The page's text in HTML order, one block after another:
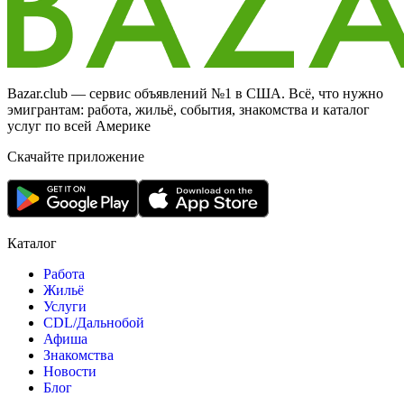
Bazar.club — сервис объявлений №1 в США. Всё, что нужно
эмигрантам: работа, жильё, события, знакомства и каталог
услуг по всей Америке
Скачайте приложение
Каталог
Работа
Жильё
Услуги
CDL/Дальнобой
Афиша
Знакомства
Новости
Блог